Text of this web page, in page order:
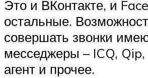
Это и ВКонтакте, и
остальные.
совершать звонки
месседжеры – ICQ,
агент и прочее.